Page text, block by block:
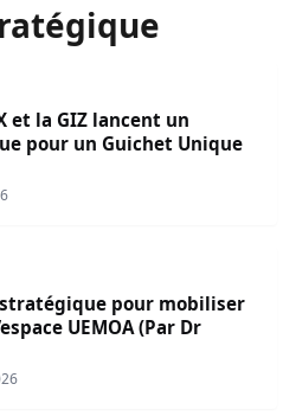
et la GIZ lancent un
pour un Guichet Unique
pour mobiliser
UEMOA (Par Dr